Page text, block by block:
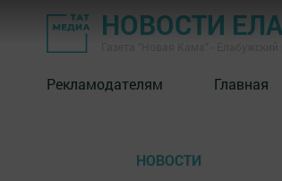
НОВОСТИ
Рекламодателям Главная
НОВОСТИ